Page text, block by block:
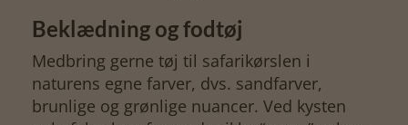
Beklædning og fodtøj
Medbring gerne tøj til safarikørslen i
naturens egne farver, dvs. sandfarver,
brunlige og grønlige nuancer. Ved kysten